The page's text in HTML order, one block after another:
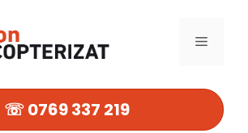
MENIU
☏ 0769 337 219